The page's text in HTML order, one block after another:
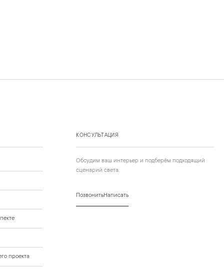
КОНСУЛЬТАЦИЯ
Обсудим ваш интерьер и подберём подходящий
сценарий света.
ПозвонитьНаписать
проекта